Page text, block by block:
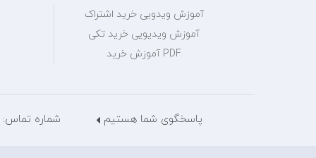
آموزش ویدویی خرید اشتراک
آموزش ویدیویی خرید تکی
PDF آموزش خرید
پاسخگوی شما هستیم شماره تماس: 28429036 - 021